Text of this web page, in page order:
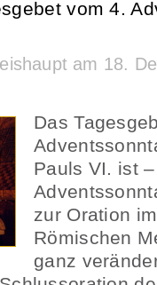
vom 4.
am 18.
Das
Pauls VI. ist
zur Oration
Römischen
ganz